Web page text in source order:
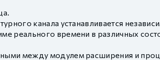
канала устанавливается
реального времени в различных
между модулем расширения и